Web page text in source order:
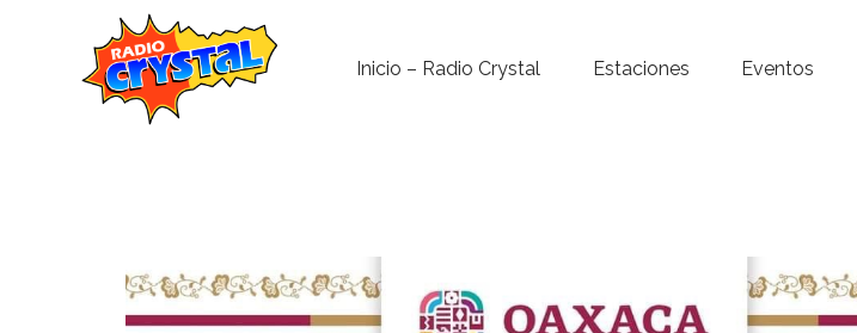
Inicio – Radio Crystal Estaciones Eventos
Noticias